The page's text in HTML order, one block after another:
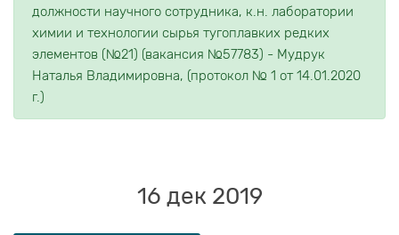
должности научного сотрудника, к.н. лаборатории
химии и технологии сырья тугоплавких редких
элементов (№21) (вакансия №57783) - Мудрук
Наталья Владимировна, (протокол № 1 от 14.01.2020
г.)
16 дек 2019